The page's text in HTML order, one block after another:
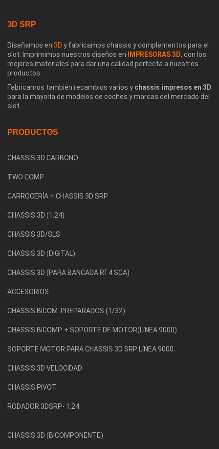
3D SRP
Diseñamos en 3D y fabricamos chassis y complementos para el
slot. Imprimimos nuestros diseños en
IMPRESORAS 3D, con los
mejores materiales para dar una calidad perfecta a nuestros
productos.
Fabricamos también recambios varios y chassis impresos en 3D
para la mayoría de modelos de coches y marcas del mercado del
slot.
PRODUCTOS
CHASSIS 3D CARBONO
TWO COMP
CARROCERÍA + CHASSIS 3D SRP
CHASSIS 3D (1:24)
CHASSIS 3D/SLS
CHASSIS 3D (DIGITAL)
CHASSIS 3D (PARA BANCADA RT4 SCA)
ACCESORIOS
CHASSIS BICOM. PREPARADOS (1/32)
CHASSIS BICOMP. + SOPORTE DE MOTOR(LíNEA 9000).
SOPORTE MOTOR PARA CHASSIS 3D SRP LíNEA 9000.
CHASSIS 3D VELOCIDAD
CHASSIS PIVOT
RODADOR 3DSRP- 1:24
CHASSIS 3D (BICOMPONENTE)